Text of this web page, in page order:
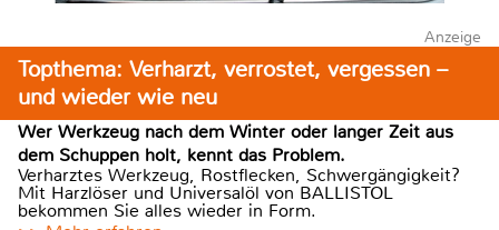
Anzeige
Topthema: Verharzt, verrostet, vergessen –
und wieder wie neu
Wer Werkzeug nach dem Winter oder langer Zeit aus
dem Schuppen holt, kennt das Problem.
Verharztes Werkzeug, Rostflecken, Schwergängigkeit?
Mit Harzlöser und Universalöl von BALLISTOL
bekommen Sie alles wieder in Form.